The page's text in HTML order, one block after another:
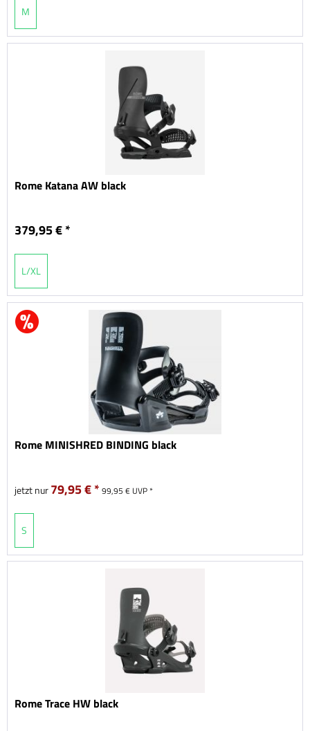
M
Rome Katana AW black
379,95 € *
L/XL
Rome MINISHRED BINDING black
jetzt nur79,95 € * 99,95 € UVP *
S
Rome Trace HW black